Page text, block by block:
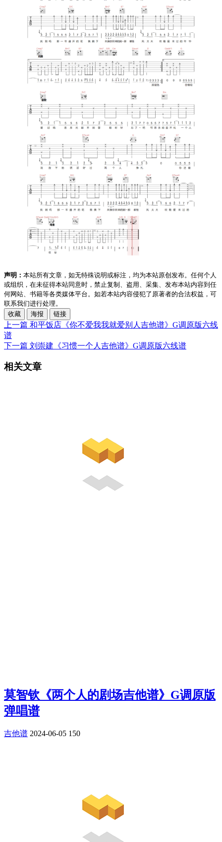
声明： 本站所有文章，如无特殊说明或标注，均为本站原创发布。任何个人
或组织，在未征得本站同意时，禁止复制、盗用、采集、发布本站内容到任
何网站、书籍等各类媒体平台。如若本站内容侵犯了原著者的合法权益，可
联系我们进行处理。
收藏
海报 链接
上一篇 和平饭店《你不爱我我就爱别人吉他谱》G调原版六线
谱
下一篇 刘崇建《习惯一个人吉他谱》G调原版六线谱
相关文章
莫智钦《两个人的剧场吉他谱》G调原版
弹唱谱
吉他谱 2024-06-05 150